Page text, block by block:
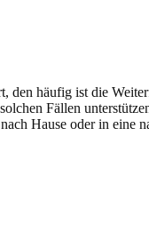
den häufig ist die
Fällen
Hause oder in eine